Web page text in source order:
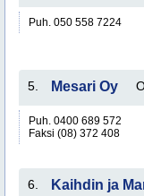
Puh. 050 558 7224
5. Mesari Oy
Puh. 0400 689 572
Faksi (08) 372 408
6. Kaihdin ja